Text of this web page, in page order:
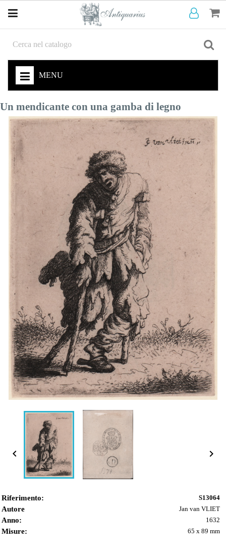
MENU
Un mendicante con una gamba di legno
 
Riferimento: S13064
Autore Jan van VLIET
Anno: 1632
Misure: 65 x 89 mm